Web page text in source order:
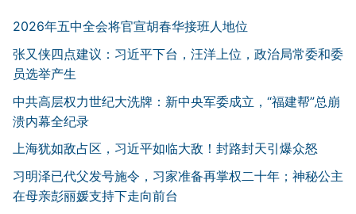
2026年五中全会将官宣胡春华接班人地位
张又侠四点建议：习近平下台，汪洋上位，政治局常委和委
员选举产生
中共高层权力世纪大洗牌：新中央军委成立，“福建帮”总崩
溃内幕全纪录
上海犹如敌占区，习近平如临大敌！封路封天引爆众怒
习明泽已代父发号施令，习家准备再掌权二十年；神秘公主
在母亲彭丽媛支持下走向前台